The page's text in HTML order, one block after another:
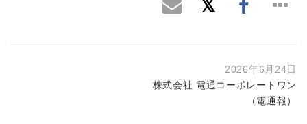
2026年6月24日
株式会社 電通コーポレートワン
（電通報）